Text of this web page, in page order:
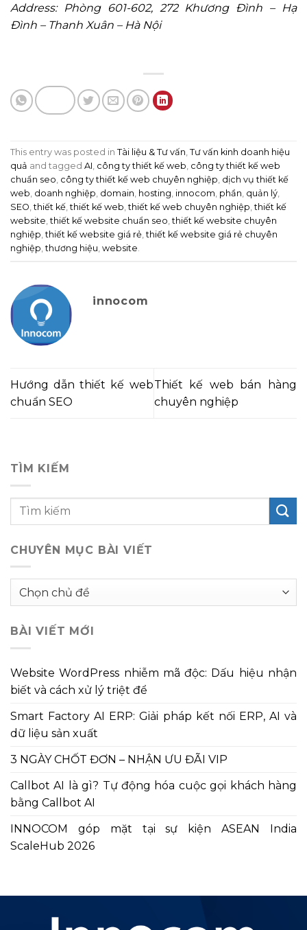
Address: Phòng 601-602, 272 Khương Đình – Hạ
Đình – Thanh Xuân – Hà Nội
This entry was posted in Tài liệu & Tư vấn Tư vấn kinh doanh hiệu
quả and tagged AI công ty thiết kế web công ty thiết kế web
chuẩn seo công ty thiết kế web chuyên nghiệp dịch vụ thiết kế
web doanh nghiệp domain hosting innocom phần quản lý
SEO ,thiết kế ,thiết kế web ,thiết kế web chuyên nghiệp ,thiết kế
website ,thiết kế website chuẩn seo ,thiết kế website chuyên
nghiệp ,thiết kế website giá rẻ ,thiết kế website giá rẻ chuyên
nghiệp ,thương hiệu website
innocom
Hướng dẫn thiết kế web
chuẩn SEO
Thiết kế web bán hàng
chuyên nghiệp
TÌM KIẾM
CHUYÊN MỤC BÀI VIẾT
Chuyên
viết
BÀI VIẾT MỚI
Website WordPress nhiễm mã độc: Dấu hiệu nhận
biết và cách xử lý triệt để
Smart Factory AI ERP: Giải pháp kết nối ERP, AI và
dữ liệu sản xuất
3 NGÀY CHỐT ĐƠN – NHẬN ƯU ĐÃI VIP
Callbot AI là gì? Tự động hóa cuộc gọi khách hàng
bằng Callbot AI
INNOCOM góp mặt tại sự kiện ASEAN India
ScaleHub 2026